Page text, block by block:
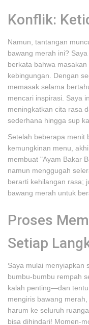
Konflik:
Namun, tantangan
bawang merah ini?
berkata bahwa
kebingungan. Dengan
memasak selama
mencari inspirasi. Saya
meningkatkan cita rasa
sederhana hingga sup
Setelah beberapa menit
kemungkinan menu,
membuat "Ayam Bakar
namun menggugah
berarti kehilangan rasa;
bawang merah untuk
Proses
Setiap
Saya mulai menyiapkan
bumbu-bumbu rempah
kalah penting—dan
mengiris bawang
harum ke seluruh
bisa dihindari! Momen-